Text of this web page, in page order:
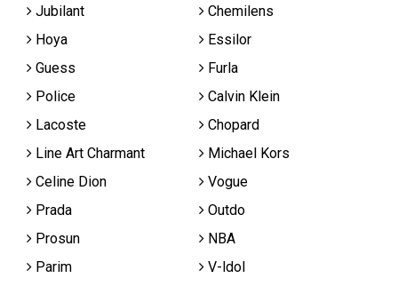
Jubilant
Chemilens
Hoya
Essilor
Guess
Furla
Police
Calvin Klein
Lacoste
Chopard
Line Art Charmant
Michael Kors
Celine Dion
Vogue
Prada
Outdo
Prosun
NBA
Parim
V-ldol